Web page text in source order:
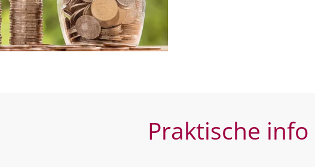
Praktische info